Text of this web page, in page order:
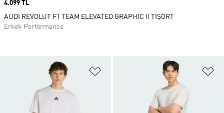
Favori Listesine Ekle
Price
4.099 TL
AUDI REVOLUT F1 TEAM ELEVATED GRAPHIC II TİŞÖRT
Erkek Performance